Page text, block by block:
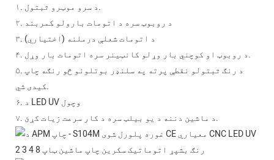
۱. د سرو موټرو ثبتول.
۲. د روبوټ سره د اتومات بارولو کمربند
۳. د اتومات شعلې درملنه (اختیاري)
۴. د روبوټ او کوچني بار وړلو کانټینر سره اتومات بار وړل.
۵. د رنګ ثبتولو نقطې پرته په سلنډر بوتلونو څو رنګه چاپ
کیدی شي.
۶. د LED UV وچول
۷. د ماشین دننه د یو بیلټ سره د کار سرعت زیات کړئ.